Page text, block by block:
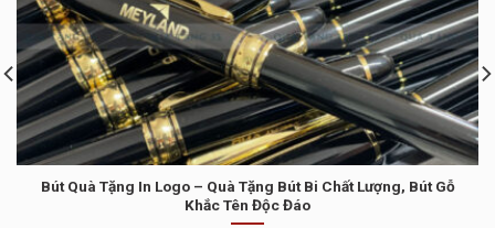
Bút Quà Tặng In Logo – Quà Tặng Bút Bi Chất Lượng, Bút Gỗ
Khắc Tên Độc Đáo